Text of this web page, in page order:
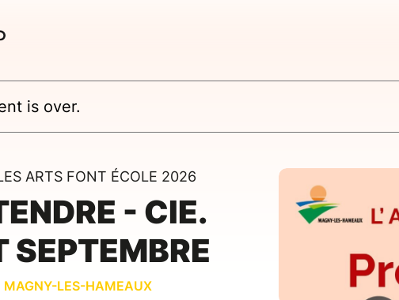
is over.
ARTS FONT ÉCOLE 2026
- CIE.
SEPTEMBRE
MAGNY-LES-HAMEAUX